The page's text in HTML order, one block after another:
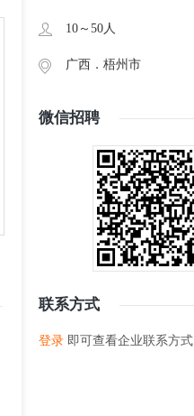
10～50人
广西． 梧州市
微信招聘
联系方式
登录 即可查看企业联系方式